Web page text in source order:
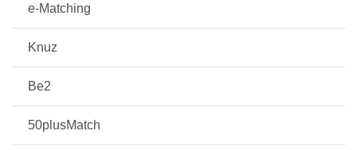
e-Matching
Knuz
Be2
50plusMatch